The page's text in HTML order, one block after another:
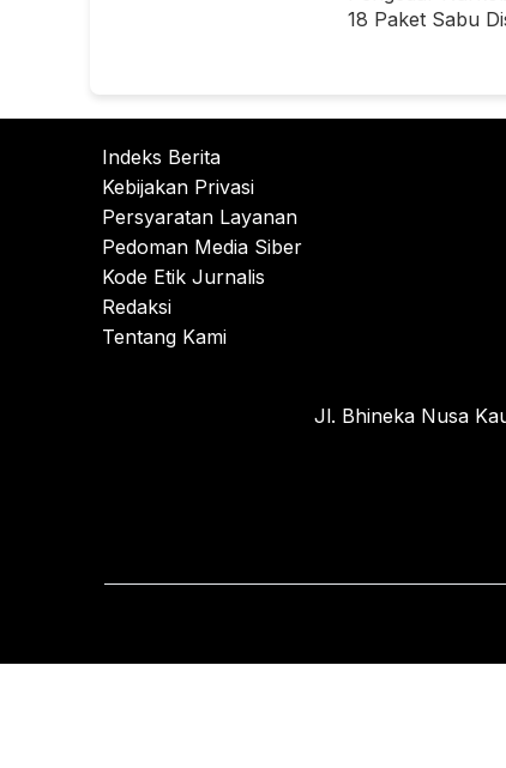
18 Paket Sabu
Indeks Berita
Kebijakan Privasi
Persyaratan Layanan
Pedoman Media Siber
Kode Etik Jurnalis
Redaksi
Tentang Kami
Jl. Bhineka Nusa